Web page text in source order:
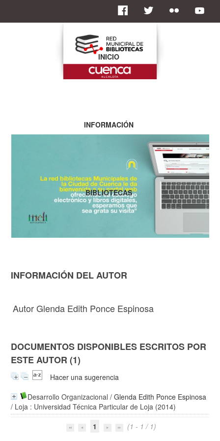
INFORMACIÓN DEL AUTOR
Autor Glenda Edith Ponce Espinosa
DOCUMENTOS DISPONIBLES ESCRITOS POR
ESTE AUTOR (1)
Hacer una sugerencia
Desarrollo Organizacional /Glenda Edith Ponce Espinosa
/ Loja : Universidad Técnica Particular de Loja (2014)
1
(1 - 1 / 1)
INICIO
INFORMACIÓN
BIBLIOTECAS